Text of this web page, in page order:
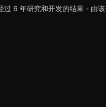
6 年研究和开发的结果 - 由